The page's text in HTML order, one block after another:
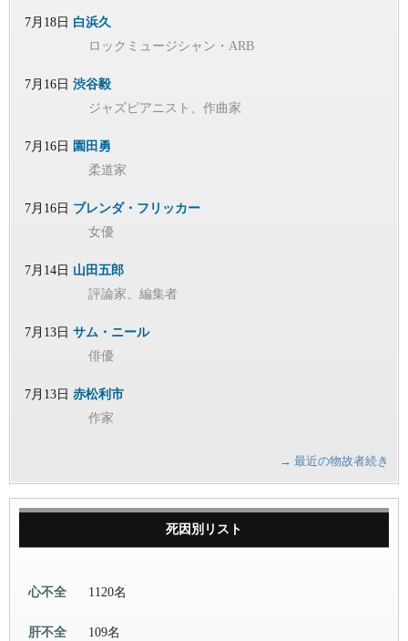
7月18日 白浜久
ロックミュージシャン・ARB
7月16日 渋谷毅
ジャズピアニスト、作曲家
7月16日 園田勇
柔道家
7月16日 ブレンダ・フリッカー
女優
7月14日 山田五郎
評論家、編集者
7月13日 サム・ニール
俳優
7月13日 赤松利市
作家
→ 最近の物故者続き
死因別リスト
心不全 1120名
肝不全 109名